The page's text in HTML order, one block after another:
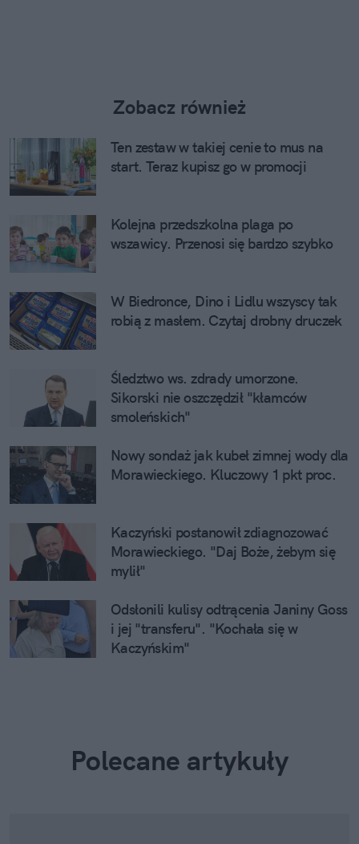
Zobacz również
Ten zestaw w takiej cenie to mus na
start. Teraz kupisz go w promocji
Kolejna przedszkolna plaga po
wszawicy. Przenosi się bardzo szybko
W Biedronce, Dino i Lidlu wszyscy tak
robią z masłem. Czytaj drobny druczek
Śledztwo ws. zdrady umorzone.
Sikorski nie oszczędził "kłamców
smoleńskich"
Nowy sondaż jak kubeł zimnej wody dla
Morawieckiego. Kluczowy 1 pkt proc.
Kaczyński postanowił zdiagnozować
Morawieckiego. "Daj Boże, żebym się
mylił"
Odsłonili kulisy odtrącenia Janiny Goss
i jej "transferu". "Kochała się w
Kaczyńskim"
Polecane artykuły